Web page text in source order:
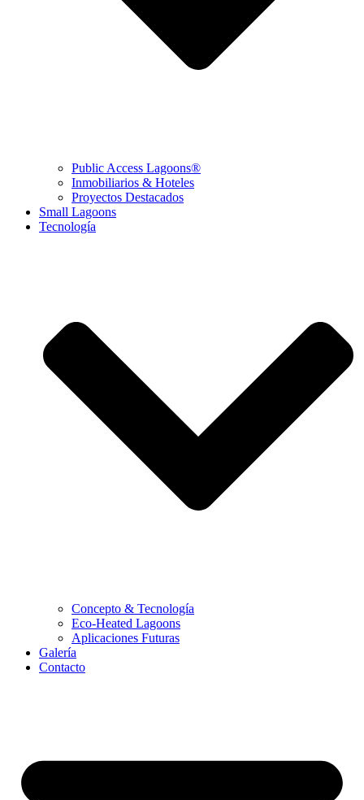
Public Access Lagoons®
Inmobiliarios & Hoteles
Proyectos Destacados
Small Lagoons
Tecnología
Concepto & Tecnología
Eco-Heated Lagoons
Aplicaciones Futuras
Galería
Contacto